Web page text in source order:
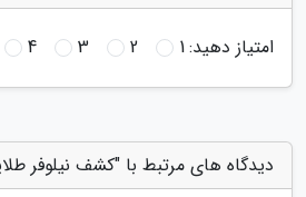
امتیاز دهید:1
2
3
4
دیدگاه های مرتبط با "کشف نیلوفر